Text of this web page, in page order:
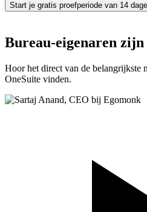
Start je gratis proefperiode van 14
Bureau-eigenaren
Hoor het direct van de belangrijkste
OneSuite vinden.